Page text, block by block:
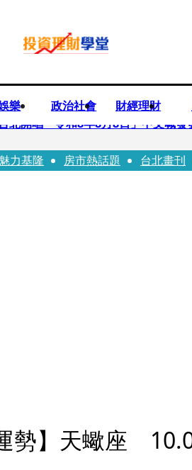
樂 政治社會 財經理財
北開唱「令和8年8月8日」中文喊
期間沒疫苗可打？ 律師列3款嗆：
魅力基隆 房市熱話題 台北畫刊
勢】天蠍座